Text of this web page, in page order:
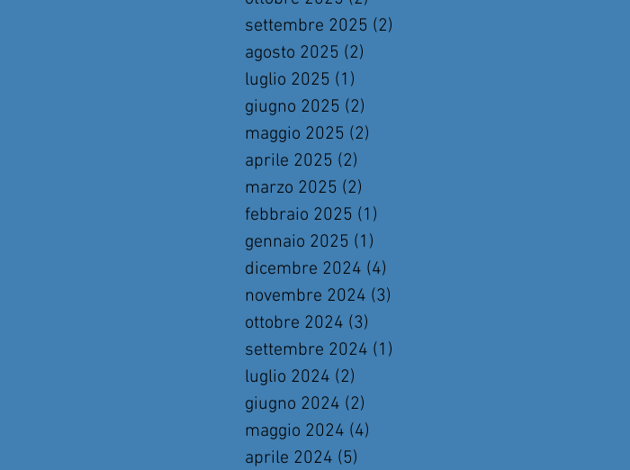
settembre 2025 (2)
agosto 2025 (2)
luglio 2025 (1)
giugno 2025 (2)
maggio 2025 (2)
aprile 2025 (2)
marzo 2025 (2)
febbraio 2025 (1)
gennaio 2025 (1)
dicembre 2024 (4)
novembre 2024 (3)
ottobre 2024 (3)
settembre 2024 (1)
luglio 2024 (2)
giugno 2024 (2)
maggio 2024 (4)
aprile 2024 (5)